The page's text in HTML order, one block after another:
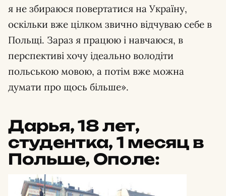
я не збираюся повертатися на Україну,
оскільки вже цілком звично відчуваю себе в
Польщі. Зараз я працюю і навчаюся, в
перспективі хочу ідеально володіти
польською мовою, а потім вже можна
думати про щось більше».
Дарья, 18 лет,
студентка, 1 месяц в
Польше, Ополе: